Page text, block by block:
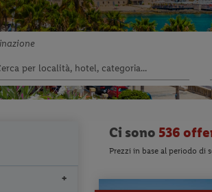
Ci sono 536
Prezzi in base al periodo di